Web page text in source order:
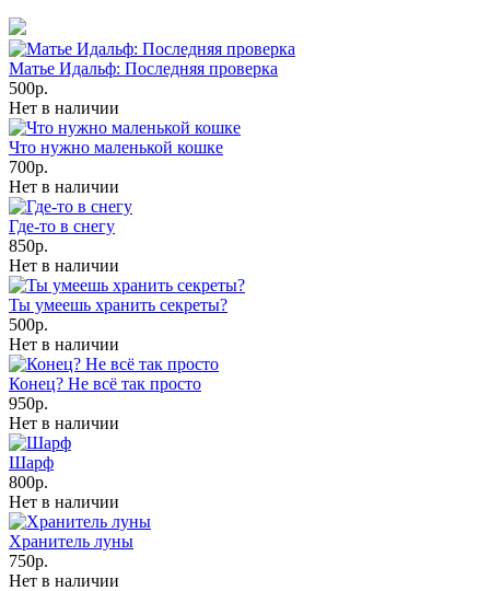
Матье Идальф: Последняя проверка
500р.
Нет в наличии
Что нужно маленькой кошке
700р.
Нет в наличии
Где-то в снегу
850р.
Нет в наличии
Ты умеешь хранить секреты?
500р.
Нет в наличии
Конец? Не всё так просто
950р.
Нет в наличии
Шарф
800р.
Нет в наличии
Хранитель луны
750р.
Нет в наличии